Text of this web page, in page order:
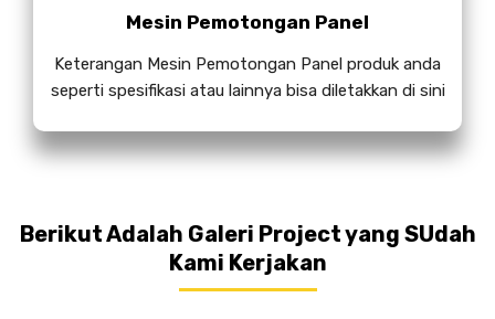
Mesin Pemotongan Panel
Keterangan Mesin Pemotongan Panel produk anda
seperti spesifikasi atau lainnya bisa diletakkan di sini
Berikut Adalah Galeri Project yang SUdah
Kami Kerjakan